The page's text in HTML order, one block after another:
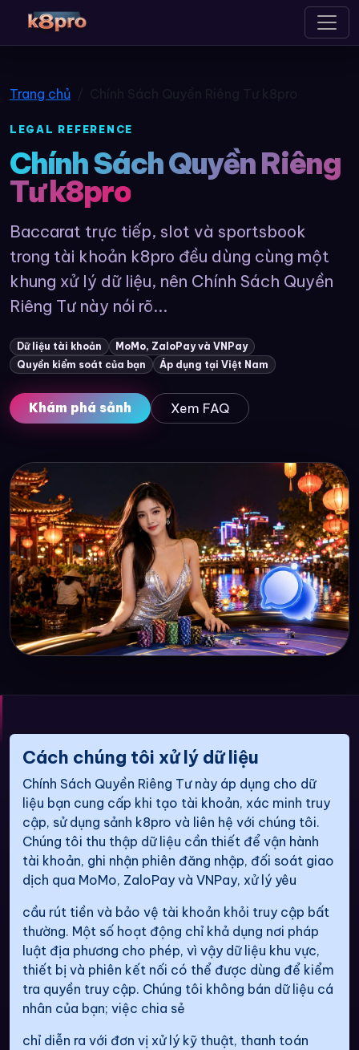
k8pro
Trang chủ
LEGAL REFERENCE
Chính Sách Quyền Riêng
Tư k8pro
Baccarat trực tiếp, slot và sportsbook
trong tài khoản k8pro đều dùng cùng một
khung xử lý dữ liệu, nên Chính Sách Quyền
Riêng Tư này nói rõ...
Dữ liệu tài khoản
MoMo, ZaloPay và VNPay
Quyền kiểm soát của bạn
Áp dụng tại Việt Nam
Khám phá sảnh Xem FAQ
Cách chúng tôi xử lý dữ liệu
Chính Sách Quyền Riêng Tư này áp dụng cho dữ
liệu bạn cung cấp khi tạo tài khoản, xác minh truy
cập, sử dụng sảnh k8pro và liên hệ với chúng tôi.
Chúng tôi thu thập dữ liệu cần thiết để vận hành
tài khoản, ghi nhận phiên đăng nhập, đối soát giao
dịch qua MoMo, ZaloPay và VNPay, xử lý yêu
cầu rút tiền và bảo vệ tài khoản khỏi truy cập bất
thường. Một số hoạt động chỉ khả dụng nơi pháp
luật địa phương cho phép, vì vậy dữ liệu khu vực,
thiết bị và phiên kết nối có thể được dùng để kiểm
tra quyền truy cập. Chúng tôi không bán dữ liệu cá
nhân của bạn; việc chia sẻ
chỉ diễn ra với đơn vị xử lý kỹ thuật, thanh toán